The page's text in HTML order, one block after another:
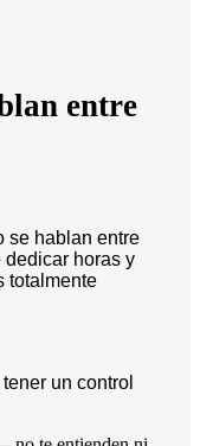
entre
se hablan entre
horas y
totalmente
un control